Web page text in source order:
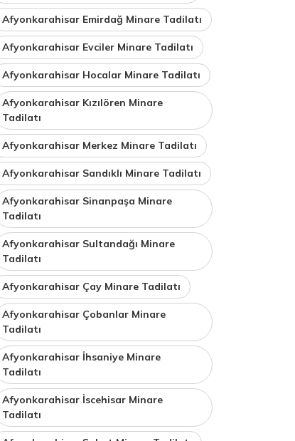
Afyonkarahisar Emirdağ Minare Tadilatı
Afyonkarahisar Evciler Minare Tadilatı
Afyonkarahisar Hocalar Minare Tadilatı
Afyonkarahisar Kızılören Minare
Tadilatı
Afyonkarahisar Merkez Minare Tadilatı
Afyonkarahisar Sandıklı Minare Tadilatı
Afyonkarahisar Sinanpaşa Minare
Tadilatı
Afyonkarahisar Sultandağı Minare
Tadilatı
Afyonkarahisar Çay Minare Tadilatı
Afyonkarahisar Çobanlar Minare
Tadilatı
Afyonkarahisar İhsaniye Minare
Tadilatı
Afyonkarahisar İscehisar Minare
Tadilatı